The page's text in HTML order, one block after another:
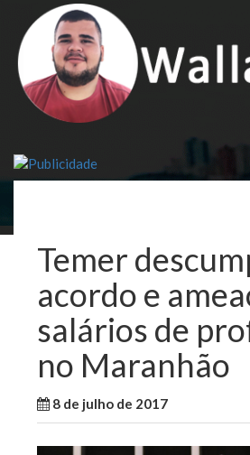
content
Temer
acordo e
salários de
no Maranhão
8 de julho de 2017